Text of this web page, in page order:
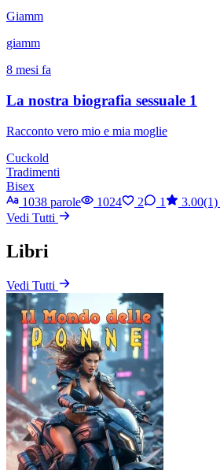
Giamm
giamm
8 mesi fa
La nostra biografia sessuale 1
Racconto vero mio e mia moglie
Cuckold
Tradimenti
Bisex
1038 parole
1024 2 1 3.00(1)
Vedi Tutti
Libri
Vedi Tutti